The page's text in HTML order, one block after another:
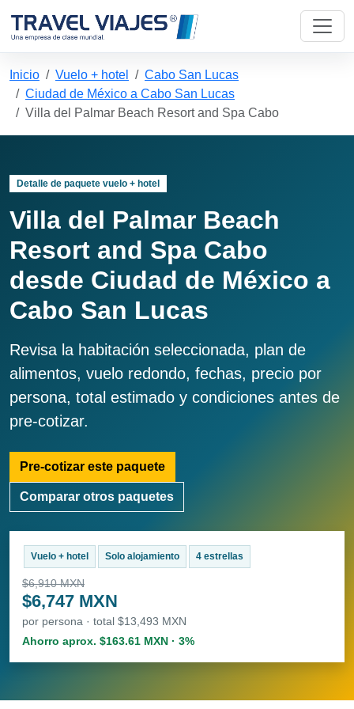
Inicio Vuelo + hotel
Cabo San Lucas
Ciudad de México a Cabo San Lucas
Villa del Palmar Beach Resort and Spa Cabo
Detalle de paquete vuelo + hotel
Villa del Palmar Beach
Resort and Spa Cabo
desde Ciudad de México a
Cabo San Lucas
Revisa la habitación seleccionada, plan de
alimentos, vuelo redondo, fechas, precio por
persona, total estimado y condiciones antes de
pre-cotizar.
Pre-cotizar este paquete
Comparar otros paquetes
Vuelo + hotel Solo alojamiento 4 estrellas
$6,910 MXN
$6,747 MXN
por persona · total $13,493 MXN
Ahorro aprox. $163.61 MXN · 3%